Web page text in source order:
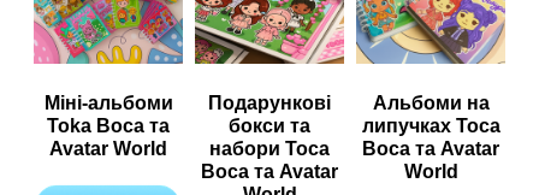
Міні-альбоми
Toka Boca та
Avatar World
Подарункові
бокси та
набори Toca
Boca та Avatar
Альбоми на
липучках Toca
Boca та Avatar
World